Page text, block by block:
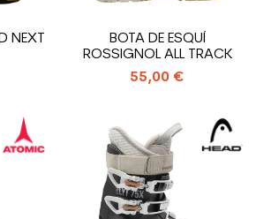
NEXT
BOTA DE ESQUÍ
ROSSIGNOL ALL TRACK
55,00 €